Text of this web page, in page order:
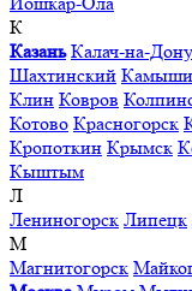
К
Казань Калач-на-Дону
Шахтинский
Клин Ковров
Котово Красногорск
Кропоткин Крымск
Кыштым
Л
Лениногорск Липецк
М
Магнитогорск